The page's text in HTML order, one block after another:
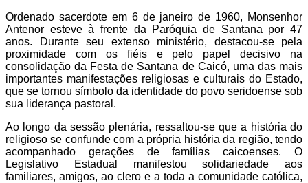
Ordenado sacerdote em 6 de janeiro de 1960, Monsenhor
Antenor esteve à frente da Paróquia de Santana por 47
anos. Durante seu extenso ministério, destacou-se pela
proximidade com os fiéis e pelo papel decisivo na
consolidação da Festa de Santana de Caicó, uma das mais
importantes manifestações religiosas e culturais do Estado,
que se tornou símbolo da identidade do povo seridoense sob
sua liderança pastoral.
Ao longo da sessão plenária, ressaltou-se que a história do
religioso se confunde com a própria história da região, tendo
acompanhado gerações de famílias caicoenses. O
Legislativo Estadual manifestou solidariedade aos
familiares, amigos, ao clero e a toda a comunidade católica,